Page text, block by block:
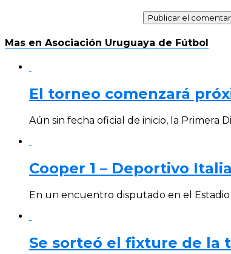
Mas en Asociación Uruguaya de Fútbol
El torneo comenzará
Aún sin fecha oficial de inicio, la Primera
Cooper 1 – Deportivo
En un encuentro disputado en el
Se sorteó el fixture de la